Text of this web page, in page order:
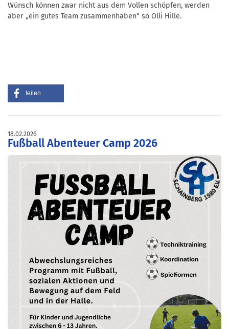
Wünsch können zwar nicht aus dem Vollen schöpfen, werden
aber „ein gutes Team zusammenhaben“ so Olli Hille.
teilen
18.02.2026
Fußball Abenteuer Camp 2026